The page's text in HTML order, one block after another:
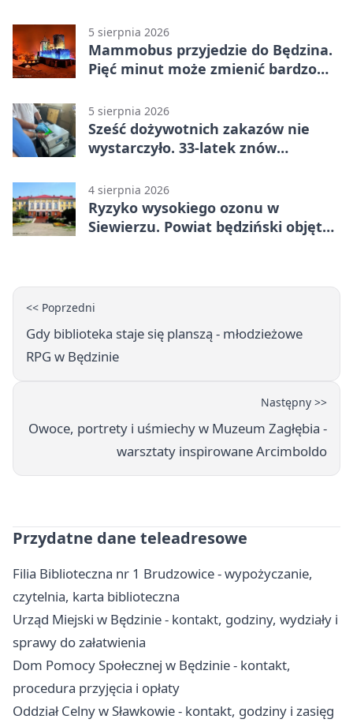
5 sierpnia 2026
Mammobus przyjedzie do Będzina.
Pięć minut może zmienić bardzo
5 sierpnia 2026
Sześć dożywotnich zakazów nie
wystarczyło. 33-latek znów
4 sierpnia 2026
Ryzyko wysokiego ozonu w
Siewierzu. Powiat będziński objęty
<< Poprzedni
Gdy biblioteka staje się planszą - młodzieżowe
RPG w Będzinie
Następny >>
Owoce, portrety i uśmiechy w Muzeum Zagłębia -
warsztaty inspirowane Arcimboldo
Przydatne dane teleadresowe
Filia Biblioteczna nr 1 Brudzowice - wypożyczanie,
czytelnia, karta biblioteczna
Urząd Miejski w Będzinie - kontakt, godziny, wydziały i
sprawy do załatwienia
Dom Pomocy Społecznej w Będzinie - kontakt,
procedura przyjęcia i opłaty
Oddział Celny w Sławkowie - kontakt, godziny i zasięg